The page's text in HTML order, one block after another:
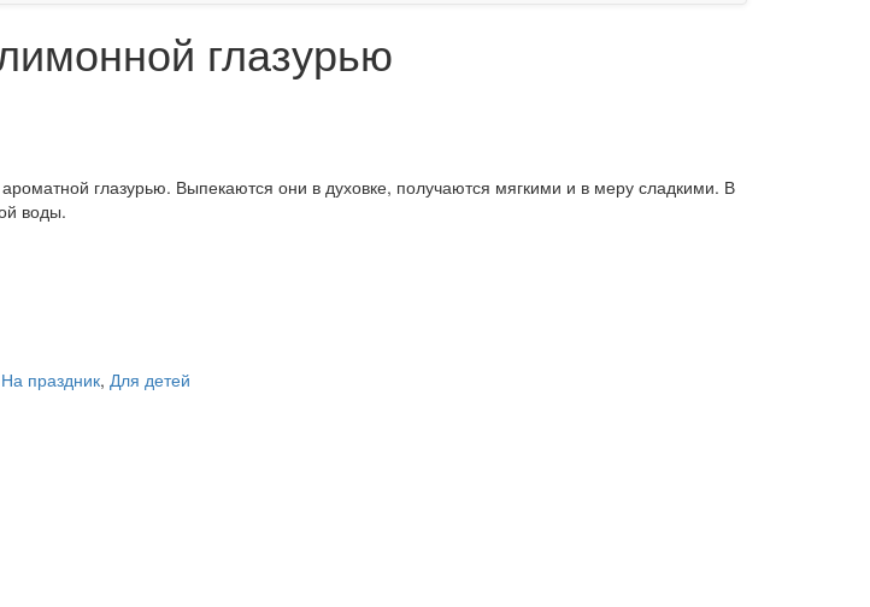
глазурью
глазурью. Выпекаются они в духовке, получаются мягкими и в меру сладкими. В
воды.
На праздник, Для детей